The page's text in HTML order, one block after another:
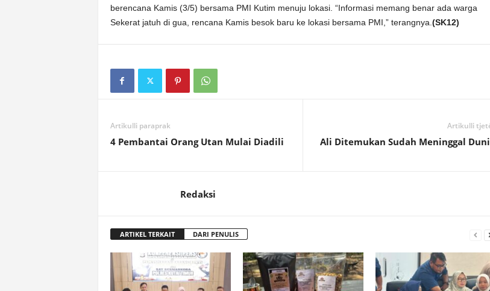
berencana Kamis (3/5) bersama PMI Kutim menuju lokasi. “Informasi memang benar ada warga
Sekerat jatuh di gua, rencana Kamis besok baru ke lokasi bersama PMI,” terangnya. (SK12)
Artikulli paraprak
4 Pembantai Orang Utan Mulai Diadili
Artikulli
Ali Ditemukan Sudah Meninggal
Redaksi
ARTIKEL TERKAIT DARI PENULIS